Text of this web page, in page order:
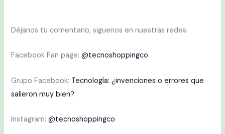
Déjanos tu comentario, siguenos en nuestras redes:
Facebook Fan page:@tecnoshoppingco
Grupo Facebook: Tecnología: ¿invenciones o errores que
salieron muy bien?
Instagram:@tecnoshoppingco